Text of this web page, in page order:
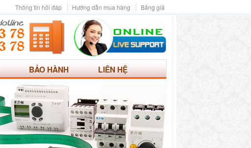
Bảng giá
Hướng dẫn mua hàng
Thông tin hỏi đáp
BẢO HÀNH LIÊN HỆ